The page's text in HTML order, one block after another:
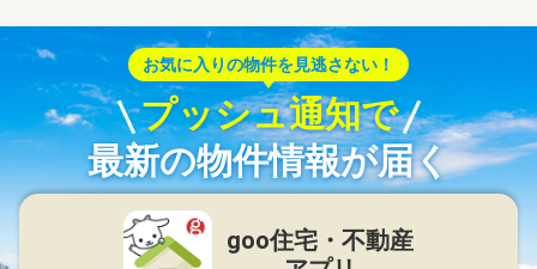
お気に入りの物件を見逃さない！
プッシュ通知で
最新の物件情報が届く
goo住宅・不動産